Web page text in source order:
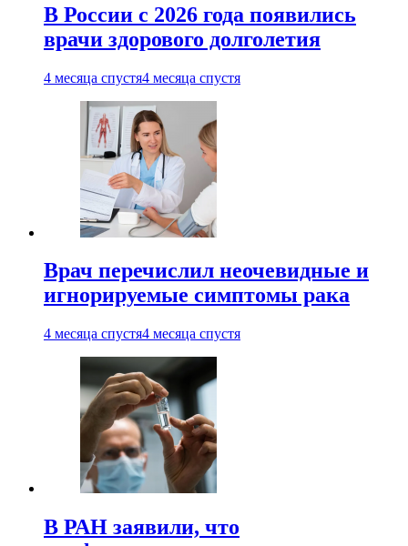
В России с 2026 года появились
врачи здорового долголетия
4 месяца спустя4 месяца спустя
Врач перечислил неочевидные и
игнорируемые симптомы рака
4 месяца спустя4 месяца спустя
В РАН заявили, что